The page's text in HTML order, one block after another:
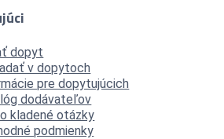
dopyt
v dopytoch
pre dopytujúcich
dodávateľov
kladené otázky
podmienky